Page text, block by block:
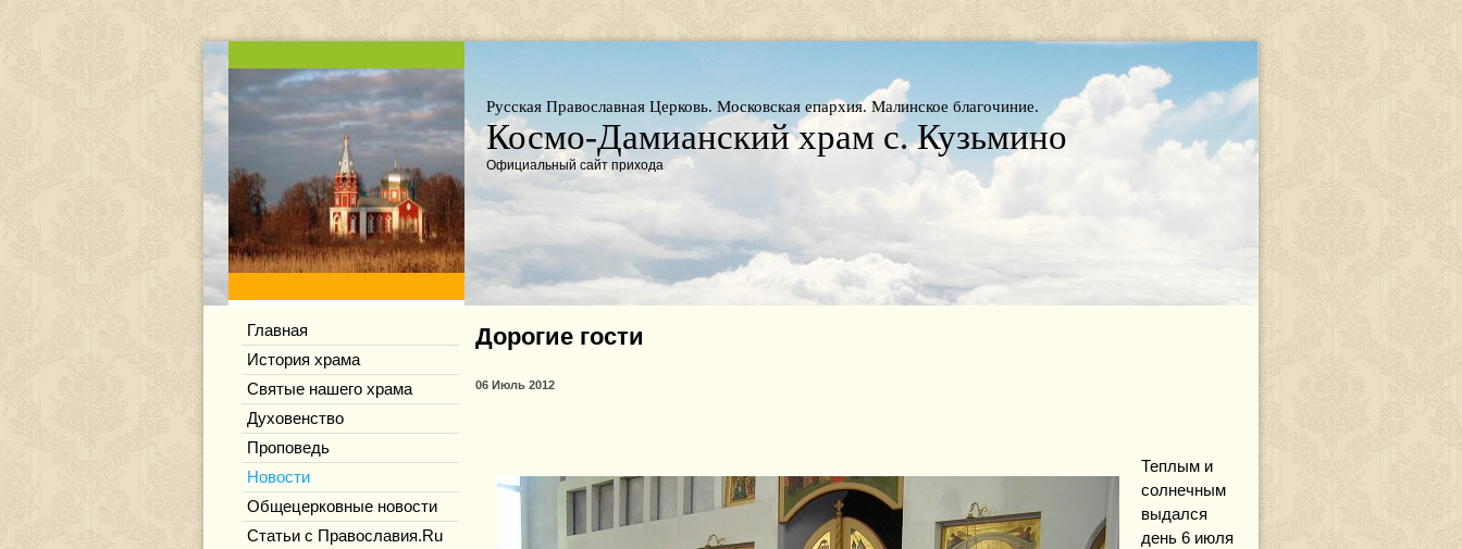
Русская Православная Церковь. Московская епархия. Малинское благочиние.
Космо-Дамианский храм с. Кузьмино
Официальный сайт прихода
Главная
История храма
Святые нашего храма
Духовенство
Проповедь
Новости
Общецерковные новости
Статьи с Православия.Ru
Дорогие гости
06 Июль 2012
Теплым и
солнечным
выдался
день 6 июля